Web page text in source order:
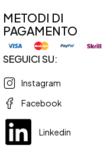
METODI DI
PAGAMENTO
SEGUICI SU:
Instagram
Facebook
Linkedin